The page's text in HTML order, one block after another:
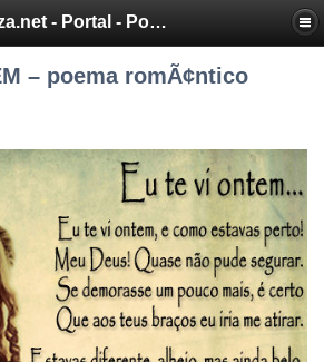
oriza.net - Portal - Poemas e Mensagens de Oriza Martins
– poema romÃ¢ntico